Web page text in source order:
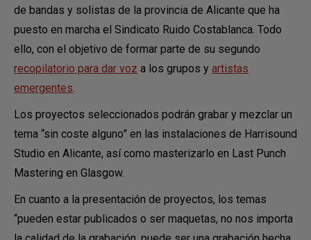
de bandas y solistas de la provincia de Alicante que ha
puesto en marcha el Sindicato Ruido Costablanca. Todo
ello, con el objetivo de formar parte de su segundo
recopilatorio para dar voz a los grupos y artistas
emergentes.
Los proyectos seleccionados podrán grabar y mezclar un
tema “sin coste alguno” en las instalaciones de Harrisound
Studio en Alicante, así como masterizarlo en Last Punch
Mastering en Glasgow.
En cuanto a la presentación de proyectos, los temas
“pueden estar publicados o ser maquetas, no nos importa